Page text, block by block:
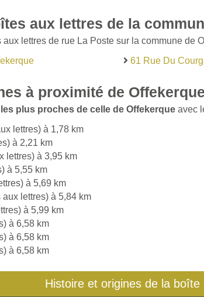
aux lettres de la
lettres de rue La Poste sur la commune de
61 Rue Du
à proximité de Offekerque
plus proches de celle de Offekerque avec
lettres) à 1,78 km
à 2,21 km
lettres) à 3,95 km
à 5,55 km
à 5,69 km
aux lettres) à 5,84 km
à 5,99 km
à 6,58 km
à 6,58 km
à 6,58 km
Histoire et origines de la